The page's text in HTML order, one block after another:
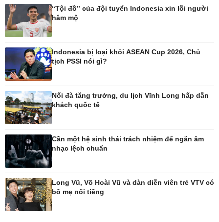
Ô tô
Xe máy
Tư vấn
Thông tin doanh nghiệp
Công nghệ
Sành điệu
Tin Công nghệ
Trải nghiệm
Chuyển đổi số
Sản phụ khoa
Phòng mạch online
“Tội đồ” của đội tuyển Indonesia xin lỗi người
hâm mộ
Indonesia bị loại khỏi ASEAN Cup 2026, Chủ
tịch PSSI nói gì?
Nối đà tăng trưởng, du lịch Vĩnh Long hấp dẫn
khách quốc tế
Cần một hệ sinh thái trách nhiệm để ngăn âm
nhạc lệch chuẩn
Long Vũ, Võ Hoài Vũ và dàn diễn viên trẻ VTV có
bố mẹ nổi tiếng